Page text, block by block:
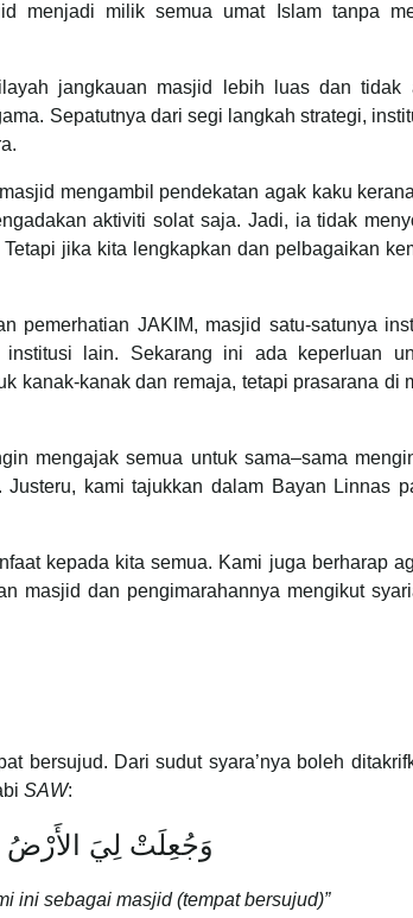
menjadi milik semua umat Islam tanpa
jangkauan masjid lebih luas dan tidak
Sepatutnya dari segi langkah strategi,
mengambil pendekatan agak kaku
aktiviti solat saja. Jadi, ia tidak
jika kita lengkapkan dan pelbagaikan
pemerhatian JAKIM, masjid satu-satunya
lain. Sekarang ini ada keperluan
kanak-kanak dan remaja, tetapi prasarana di
mengajak semua untuk sama–sama
kami tajukkan dalam Bayan Linnas
kepada kita semua. Kami juga berharap
masjid dan pengimarahannya mengikut
SAW:
وَجُعِلَتْ لِيَ الأَرْضُ
ini sebagai masjid (tempat bersujud)”